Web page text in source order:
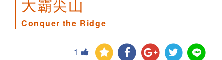
大霸尖山
Conquer the Ridge
1